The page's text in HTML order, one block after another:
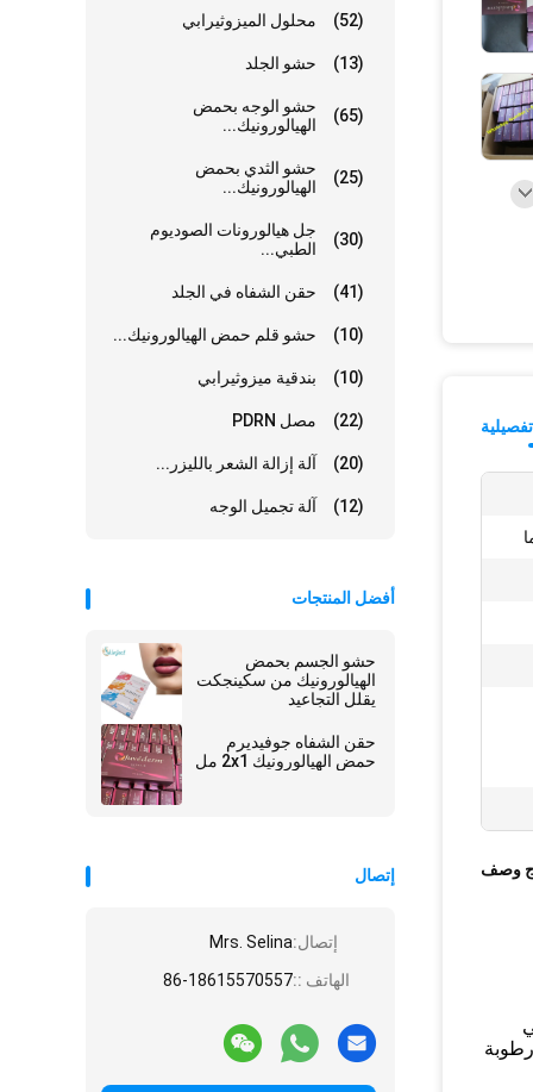
محلول الميزوثيرابي (52)
حشو الجلد (13)
حشو الوجه بحمض
الهيالورونيك...
(65)
حشو الثدي بحمض
الهيالورونيك...
(25)
جل هيالورونات الصوديوم
الطبي...
(30)
حقن الشفاه في الجلد (41)
حشو قلم حمض الهيالورونيك... (10)
بندقية ميزوثيرابي (10)
مصل PDRN (22)
آلة إزالة الشعر بالليزر... (20)
آلة تجميل الوجه (12)
أفضل المنتجات
حشو الجسم بحمض
الهيالورونيك من سكينجكت
يقلل التجاعيد
حقن الشفاه جوفيديرم
حمض الهيالورونيك 2x1 مل
إتصال
إتصال:Mrs. Selina
الهاتف ::86-18615570557
وصف